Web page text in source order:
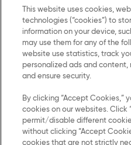
Términos y
condiciones
This website uses cookies,
technologies (“cookies”) to
information on your device,
may use them for any of the
website use statistics, track
personalized ads and content,
and ensure security.
By clicking “Accept Cookies,”
cookies on our websites. Click
permit/disable different
without clicking “Accept
cookies that are not strictly